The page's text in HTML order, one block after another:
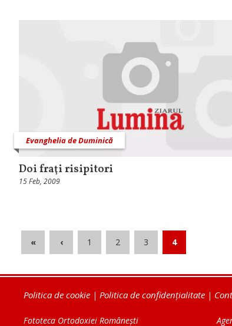
Evanghelia de Duminică
Doi fraţi risipitori
15 Feb, 2009
« ‹ 1 2 3 4
Politica de cookie | Politica de confidențialitate |
Fototeca Ortodoxiei Românești